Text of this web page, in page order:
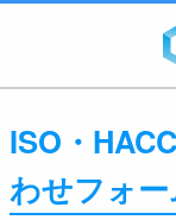
ISO・
わせフォ